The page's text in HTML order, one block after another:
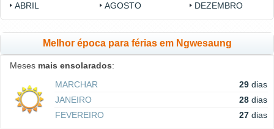
ABRIL
AGOSTO
DEZEMBRO
Melhor época para férias em Ngwesaung
Meses mais ensolarados:
MARCHAR
29 dias
JANEIRO
28 dias
FEVEREIRO
27 dias